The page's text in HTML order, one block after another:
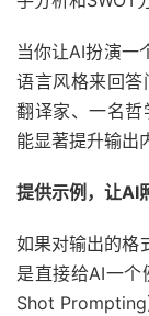
当你让AI扮演一
语言风格来回
翻译家、一名
能显著提升输出
提供示例，让AI
如果对输出的格
是直接给AI一个
Shot Prompting